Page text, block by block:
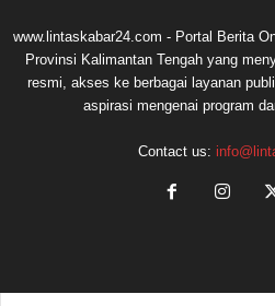
www.lintaskabar24.com - Portal Berita
Provinsi Kalimantan Tengah yang
resmi, akses ke berbagai layanan
aspirasi mengenai program
Contact us: